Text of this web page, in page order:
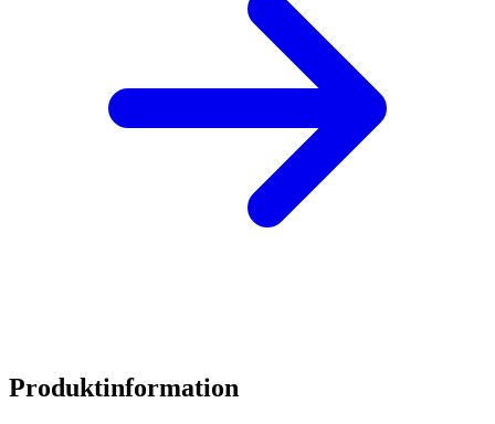
Produktinformation